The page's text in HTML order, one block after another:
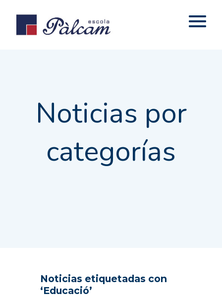
Noticias por
categorías
Noticias etiquetadas con
‘Educació’